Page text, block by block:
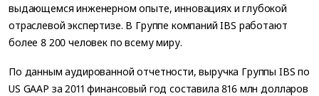
выдающемся инженерном опыте, инновациях и глубокой
отраслевой экспертизе. В Группе компаний IBS работают
более 8 200 человек по всему миру.
По данным аудированной отчетности, выручка Группы IBS по
US GAAP за 2011 финансовый год составила 816 млн долларов